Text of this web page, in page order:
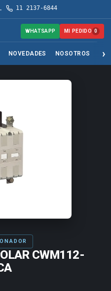
11 2137-6844
NOVEDADES NOSOTROS
WHATSAPP MI PEDIDO 0
CWM112-